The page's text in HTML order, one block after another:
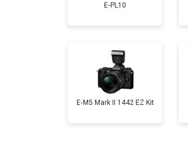
Чистка матрицы
E‑PL10
E‑M5 Mark II 1442 EZ Kit